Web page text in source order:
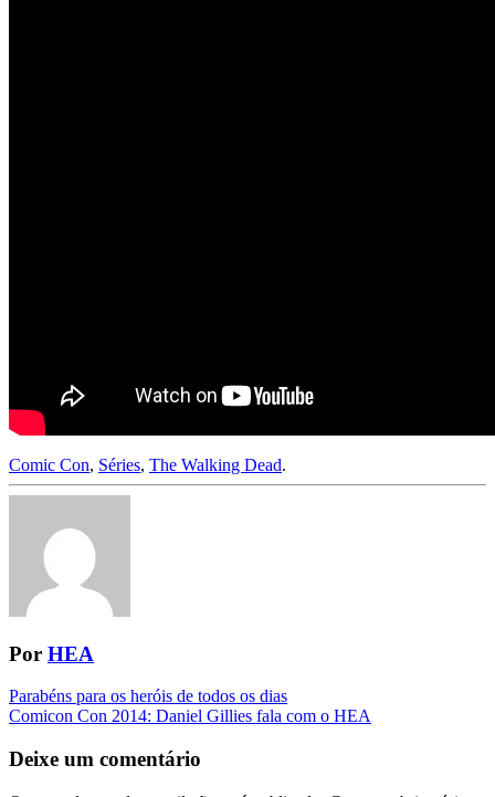
Comic Con, Séries, The Walking Dead.
Por HEA
Navegação
da
Postagem
Parabéns para os heróis de todos os dias
Comicon Con 2014: Daniel Gillies fala com o HEA
Deixe um comentário